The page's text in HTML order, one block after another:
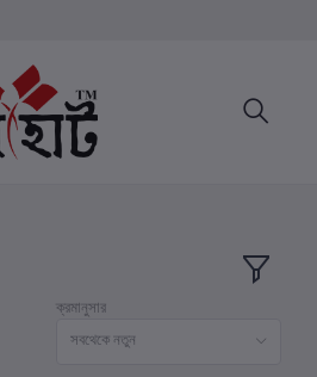
ক্রমানুসার
সবথেকে নতুন